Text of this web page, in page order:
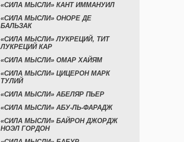
«СИЛА МЫСЛИ» КАНТ ИММАНУИЛ
«СИЛА МЫСЛИ» ОНОРЕ ДЕ
БАЛЬЗАК
«СИЛА МЫСЛИ» ЛУКРЕЦИЙ, ТИТ
ЛУКРЕЦИЙ КАР
«СИЛА МЫСЛИ» ОМАР ХАЙЯМ
«СИЛА МЫСЛИ» ЦИЦЕРОН МАРК
ТУЛИЙ
«СИЛА МЫСЛИ» АБЕЛЯР ПЬЕР
«СИЛА МЫСЛИ» АБУ-ЛЬ-ФАРАДЖ
«СИЛА МЫСЛИ» БАЙРОН ДЖОРДЖ
НОЭЛ ГОРДОН